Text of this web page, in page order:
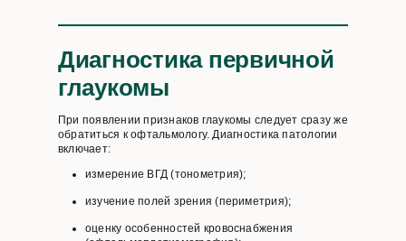
Диагностика первичной
глаукомы
При появлении признаков глаукомы следует сразу же
обратиться к офтальмологу. Диагностика патологии
включает:
измерение ВГД (тонометрия);
изучение полей зрения (периметрия);
оценку особенностей кровоснабжения